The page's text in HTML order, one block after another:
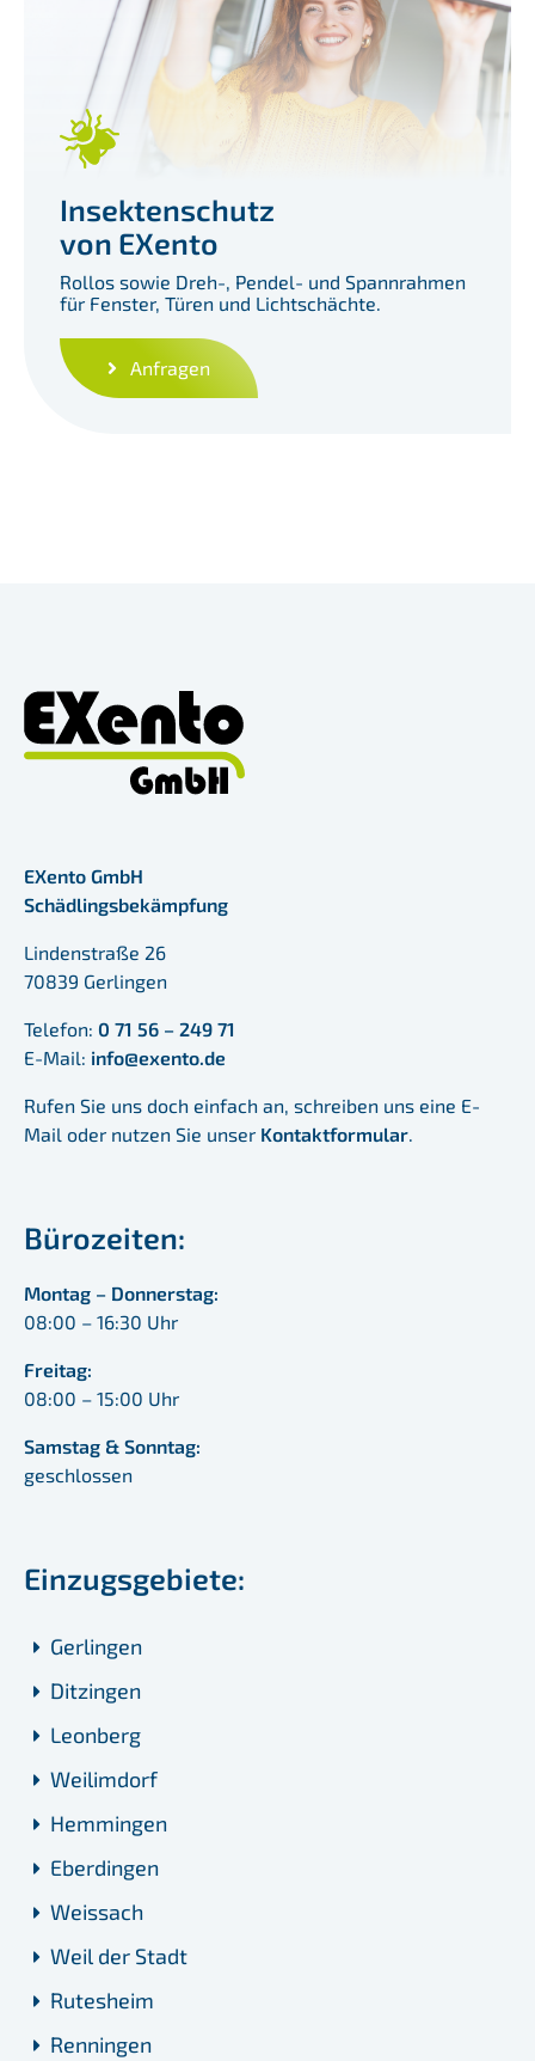
Insektenschutz
von EXento
Rollos sowie Dreh-, Pendel- und Spannrahmen
für Fenster, Türen und Lichtschächte.
Anfragen
EXento GmbH
Schädlingsbekämpfung
Lindenstraße 26
70839 Gerlingen
Telefon: 0 71 56 – 249 71
E-Mail: info@exento.de
Rufen Sie uns doch einfach an, schreiben uns eine E-
Mail oder nutzen Sie unser Kontaktformular.
Bürozeiten:
Montag – Donnerstag:
08:00 – 16:30 Uhr
Freitag:
08:00 – 15:00 Uhr
Samstag & Sonntag:
geschlossen
Einzugsgebiete:
Gerlingen
Ditzingen
Leonberg
Weilimdorf
Hemmingen
Eberdingen
Weissach
Weil der Stadt
Rutesheim
Renningen